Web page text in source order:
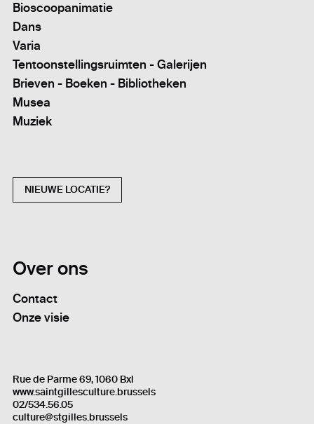
Bioscoopanimatie
Dans
Varia
Tentoonstellingsruimten - Galerijen
Brieven - Boeken - Bibliotheken
Musea
Muziek
NIEUWE LOCATIE?
Over ons
Contact
Onze visie
Rue de Parme 69, 1060 Bxl
www.saintgillesculture.brussels
02/534.56.05
culture@stgilles.brussels